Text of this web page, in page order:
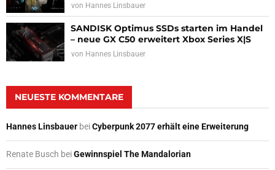
von Hannes Linsbauer
SANDISK Optimus SSDs starten im Handel
– neue GX C50 erweitert Xbox Series X|S
von Hannes Linsbauer
NEUESTE KOMMENTARE
Hannes Linsbauer beiCyberpunk 2077 erhält eine Erweiterung
Renate Busch beiGewinnspiel The Mandalorian